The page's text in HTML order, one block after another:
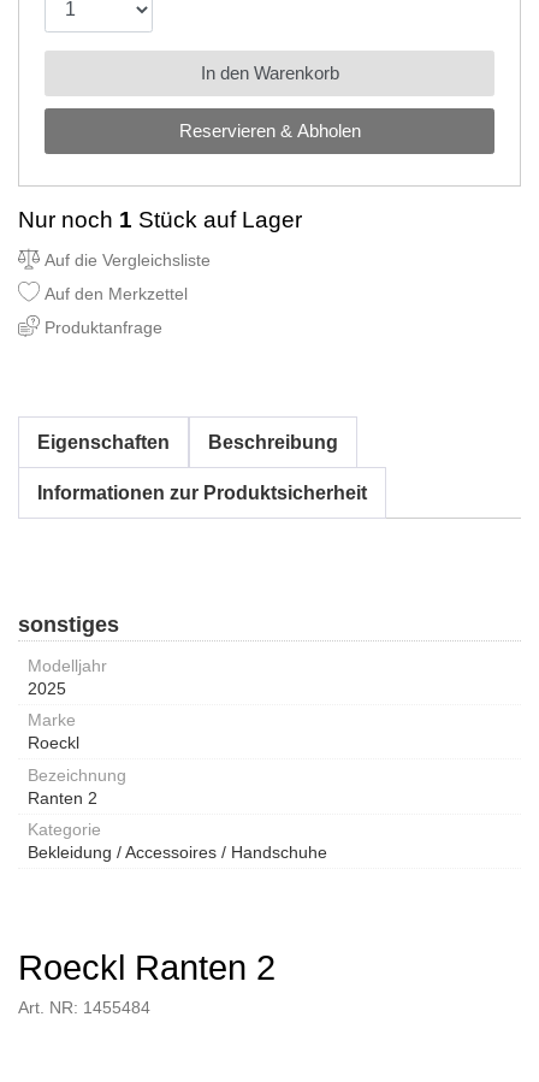
Reservieren & Abholen
In den Warenkorb
Nur noch 1 Stück auf Lager
Auf die Vergleichsliste
Auf den Merkzettel
Produktanfrage
Eigenschaften Beschreibung
Informationen zur Produktsicherheit
sonstiges
Modelljahr
2025
Marke
Roeckl
Bezeichnung
Ranten 2
Kategorie
Bekleidung / Accessoires / Handschuhe
Roeckl Ranten 2
Art. NR: 1455484